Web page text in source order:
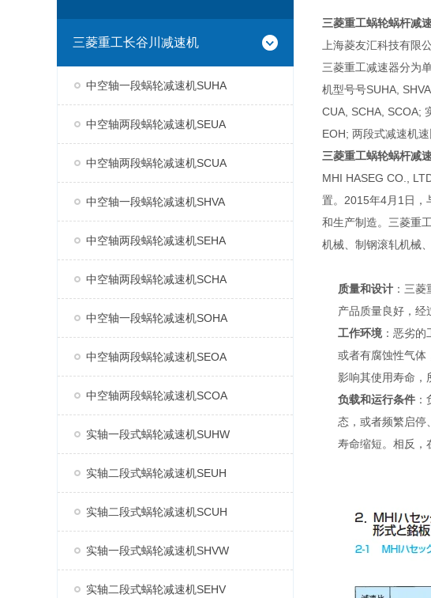
三菱重工长谷川减速机
中空轴一段蜗轮减速机SUHA
中空轴两段蜗轮减速机SEUA
中空轴两段蜗轮减速机SCUA
中空轴一段蜗轮减速机SHVA
中空轴两段蜗轮减速机SEHA
中空轴两段蜗轮减速机SCHA
中空轴一段蜗轮减速机SOHA
中空轴两段蜗轮减速机SEOA
中空轴两段蜗轮减速机SCOA
实轴一段式蜗轮减速机SUHW
实轴二段式蜗轮减速机SEUH
实轴二段式蜗轮减速机SCUH
实轴一段式蜗轮减速机SHVW
实轴二段式蜗轮减速机SEHV
三菱重工蜗轮蜗杆减
上海菱友汇科技有限
三菱重工减速器分为
机型号号SUHA,
CUA, SCHA, SCOA;
EOH; 两段式减速机
三菱重工蜗轮蜗杆减
MHI HASEG CO.,
置。2015年4月1日，
和生产制造。三菱重
机械、制钢滚轧机械
质量和设计 ：三
产品质量良好，经
工作环境 ：恶劣
或者有腐蚀性气体
影响其使用寿命，
负载和运行条件
态，或者频繁启停
寿命缩短。相反，